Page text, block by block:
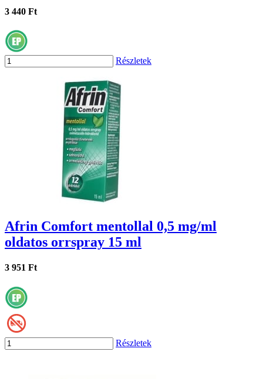
3 440 Ft
Részletek
Afrin Comfort mentollal 0,5 mg/ml
oldatos orrspray 15 ml
3 951 Ft
Részletek